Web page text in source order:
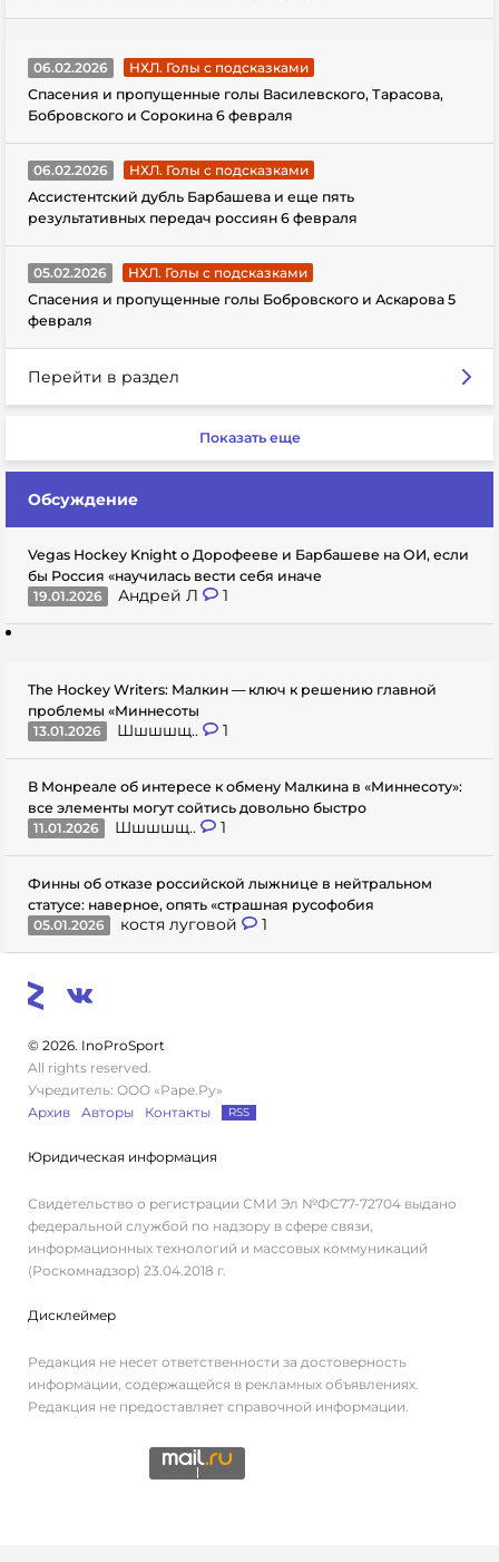
06.02.2026
НХЛ. Голы с подсказками
Спасения и пропущенные голы Василевского, Тарасова,
Бобровского и Сорокина 6 февраля
06.02.2026
НХЛ. Голы с подсказками
Ассистентский дубль Барбашева и еще пять
результативных передач россиян 6 февраля
05.02.2026
НХЛ. Голы с подсказками
Спасения и пропущенные голы Бобровского и Аскарова 5
февраля
Перейти в раздел
Показать еще
Обсуждение
Vegas Hockey Knight о Дорофееве и Барбашеве на ОИ, если
бы Россия «научилась вести себя иначе
19.01.2026
Андрей Л 1
The Hockey Writers: Малкин — ключ к решению главной
проблемы «Миннесоты
13.01.2026
Шшшшщ.. 1
В Монреале об интересе к обмену Малкина в «Миннесоту»:
все элементы могут сойтись довольно быстро
11.01.2026
Шшшшщ.. 1
Финны об отказе российской лыжнице в нейтральном
статусе: наверное, опять «страшная русофобия
05.01.2026
костя луговой 1
© 2026. InoProSport
All rights reserved.
Учредитель: ООО «Раре.Ру»
Архив
Авторы Контакты RSS
Юридическая информация
Свидетельство о регистрации СМИ Эл №ФС77-72704 выдано
федеральной службой по надзору в сфере связи,
информационных технологий и массовых коммуникаций
(Роскомнадзор) 23.04.2018 г.
Дисклеймер
Редакция не несет ответственности за достоверность
информации, содержащейся в рекламных объявлениях.
Редакция не предоставляет справочной информации.